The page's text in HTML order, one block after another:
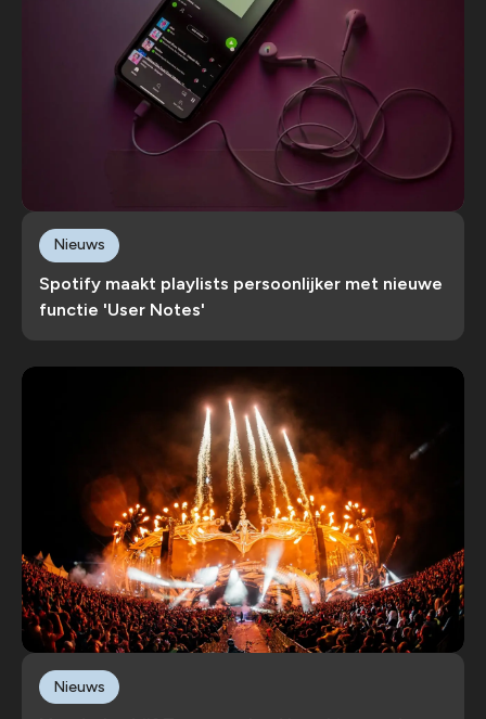
Spotify maakt playlists persoonlijker met nieuwe
functie 'User Notes'
Nieuws
Nieuws